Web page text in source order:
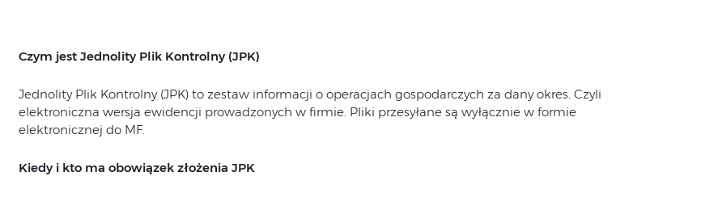
Czym jest Jednolity Plik Kontrolny (JPK)
Jednolity Plik Kontrolny (JPK) to zestaw informacji o operacjach gospodarczych za dany okres. Czyli
elektroniczna wersja ewidencji prowadzonych w firmie. Pliki przesyłane są wyłącznie w formie
elektronicznej do MF.
Kiedy i kto ma obowiązek złożenia JPK